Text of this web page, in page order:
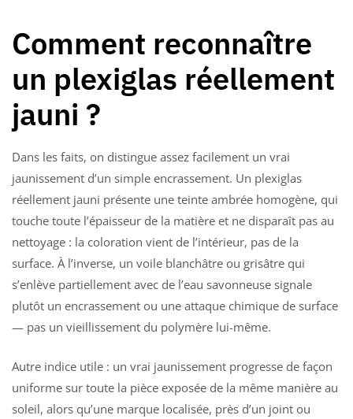
Comment reconnaître
un plexiglas réellement
jauni ?
Dans les faits, on distingue assez facilement un vrai
jaunissement d’un simple encrassement. Un plexiglas
réellement jauni présente une teinte ambrée homogène, qui
touche toute l’épaisseur de la matière et ne disparaît pas au
nettoyage : la coloration vient de l’intérieur, pas de la
surface. À l’inverse, un voile blanchâtre ou grisâtre qui
s’enlève partiellement avec de l’eau savonneuse signale
plutôt un encrassement ou une attaque chimique de surface
— pas un vieillissement du polymère lui-même.
Autre indice utile : un vrai jaunissement progresse de façon
uniforme sur toute la pièce exposée de la même manière au
soleil, alors qu’une marque localisée, près d’un joint ou